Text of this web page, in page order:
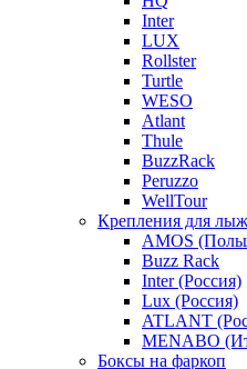
Inter
LUX
Rollster
Turtle
WESO
Atlant
Thule
BuzzRack
Peruzzo
WellTour
Крепления для
AMOS
Buzz Rack
Inter (Россия)
Lux (Россия)
ATLANT
MENABO
Боксы на фаркоп